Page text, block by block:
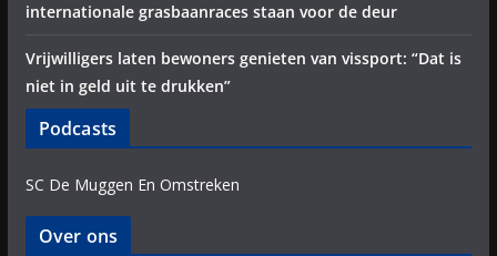
internationale grasbaanraces staan voor de deur
Vrijwilligers laten bewoners genieten van vissport: “Dat is
niet in geld uit te drukken”
Podcasts
SC De Muggen En Omstreken
Over ons